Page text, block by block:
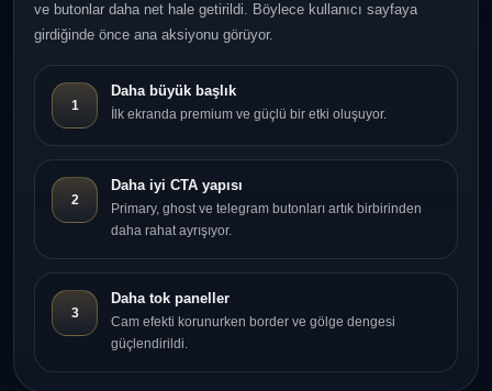
ve butonlar daha net hale getirildi. Böylece kullanıcı sayfaya
girdiğinde önce ana aksiyonu görüyor.
1
Daha büyük başlık
İlk ekranda premium ve güçlü bir etki oluşuyor.
2
Daha iyi CTA yapısı
Primary, ghost ve telegram butonları artık birbirinden
daha rahat ayrışıyor.
3
Daha tok paneller
Cam efekti korunurken border ve gölge dengesi
güçlendirildi.